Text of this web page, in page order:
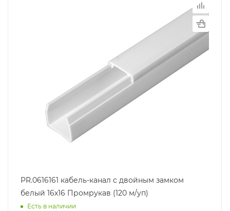
PR.0616161 кабель-канал с двойным замком
белый 16х16 Промрукав (120 м/уп)
Есть в наличии